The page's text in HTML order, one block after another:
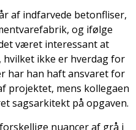
af indfarvede betonfliser,
og ifølge
været interessant at
ikke er hverdag for
har han haft ansvaret for
projektet, mens kollegaen
sagsarkitekt på opgaven.
nuancer af grå i